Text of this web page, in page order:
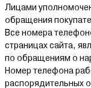
Лицами
обращения
Все номера
страницах сайта,
по обращениям о
Номер телефона
распорядительных